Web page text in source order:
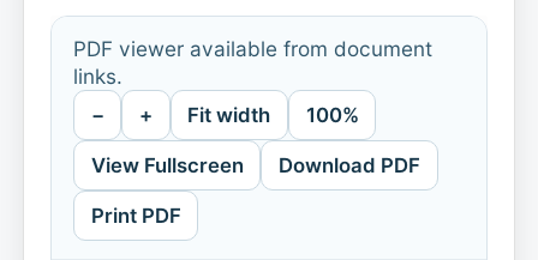
PDF viewer available from document
links.
− + Fit width 100%
View Fullscreen Download PDF
Print PDF